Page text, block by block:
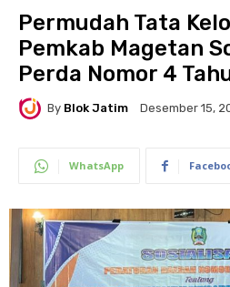
Permudah Tata
Pemkab Magetan
Perda Nomor 4
By Blok Jatim Desember 15,
WhatsApp